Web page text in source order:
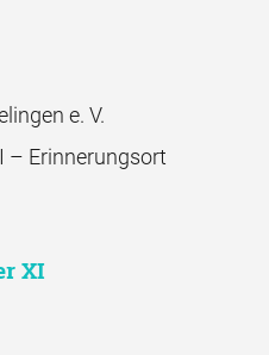
e. V.
– Erinnerungsort
XI